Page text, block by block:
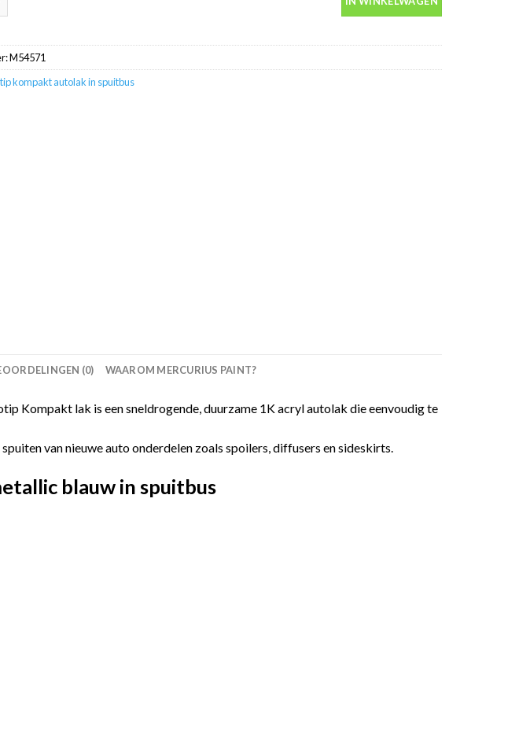
M54571
kompakt autolak in spuitbus
(0) WAAROM MERCURIUS PAINT?
Kompakt lak is een sneldrogende, duurzame 1K acryl autolak die eenvoudig te
van nieuwe auto onderdelen zoals spoilers, diffusers en sideskirts.
blauw in spuitbus